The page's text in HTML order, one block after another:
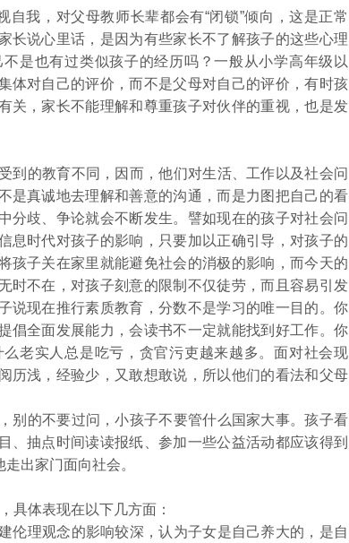
我，对父母教师长辈都会有“闭锁”倾向，这是正常
长说心里话，是因为有些家长不了解孩子的这些心理
是也有过类似孩子的经历吗？一般从小学高年级以
体对自己的评价，而不是父母对自己的评价，有时孩
关，家长不能理解和尊重孩子对伙伴的重视，也是发
的教育不同，因而，他们对生活、工作以及社会问
是真诚地去理解和善意的沟通，而是力图把自己的看
分歧、争论就会不断发生。譬如现在的孩子对社会问
息时代对孩子的影响，只要加以正确引导，对孩子的
孩子关在家里就能避免社会的消极的影响，而今天的
时不在，对孩子刻意的限制不仅徒劳，而且容易引发
说现在推行素质教育，分数不是学习的唯一目的。你
倡全面发展能力，会读书不一定就能找到好工作。你
老实人总是吃亏，贪官污吏越来越多。面对社会现
历浅，经验少，又敢想敢说，所以他们的看法和父母
的不要过问，小孩子不要管什么国家大事。孩子看
、抽点时间读读报纸、参加一些公益活动都应该得到
走出家门面向社会。
具体表现在以下几方面：
理观念的影响较深，认为子女是自己养大的，是自